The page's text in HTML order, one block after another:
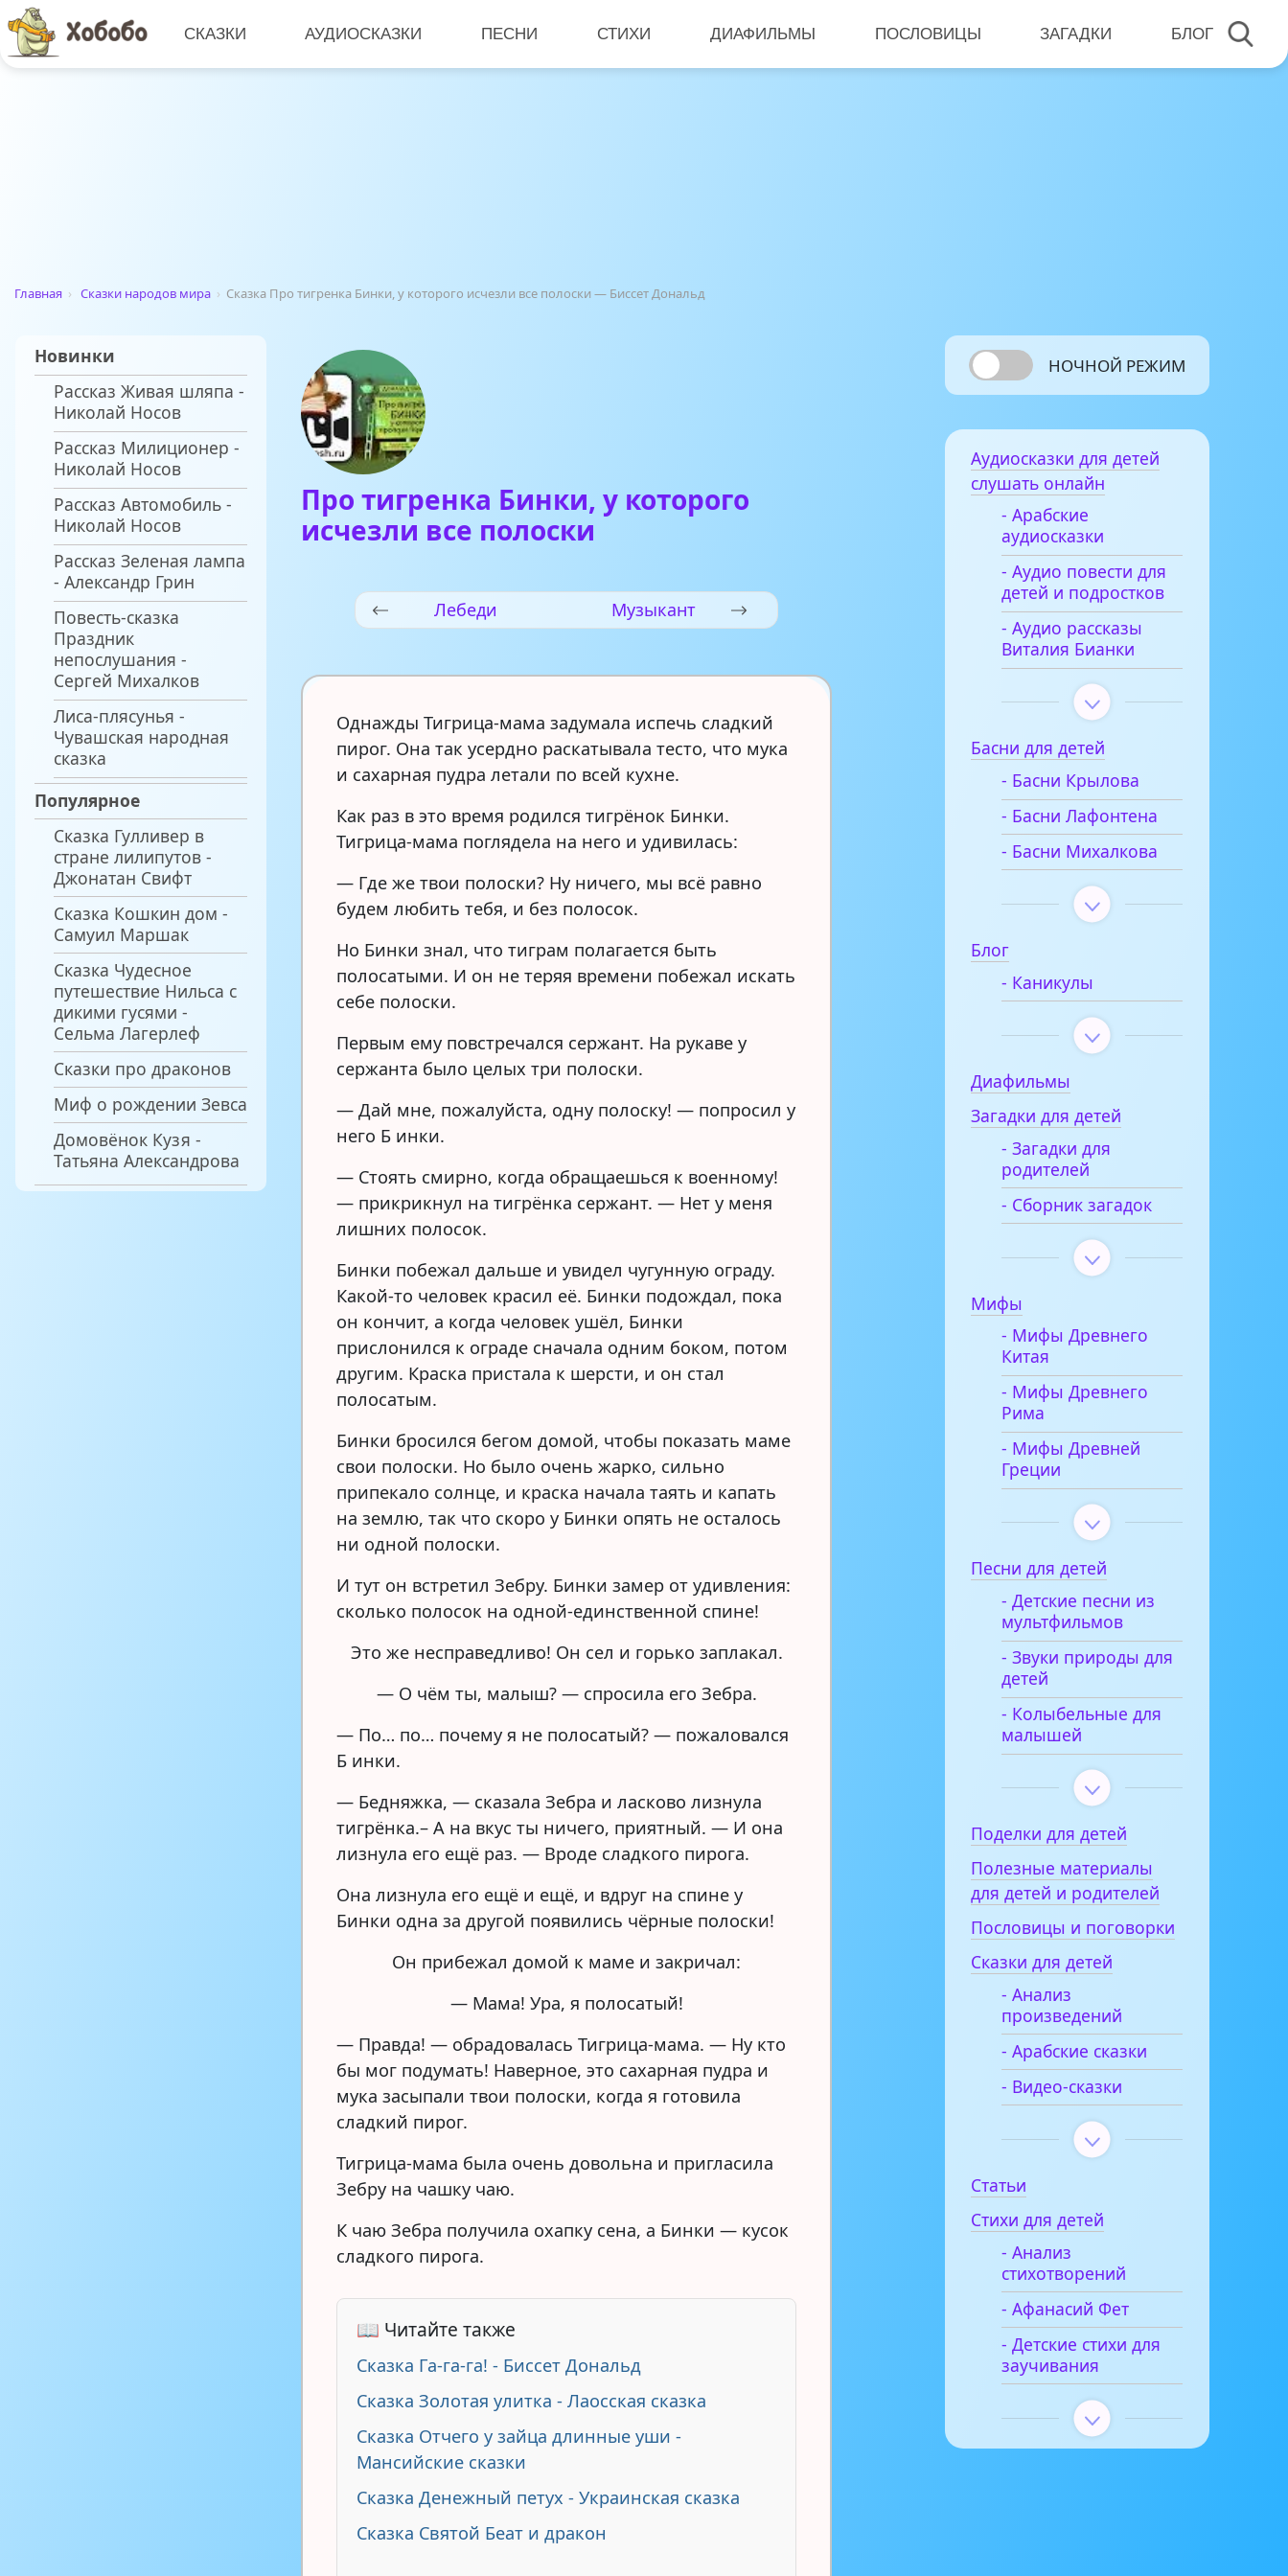
СКАЗКИ АУДИОСКАЗКИ ПЕСНИ СТИХИ ДИАФИЛЬМЫ ПОСЛОВИЦЫ ЗАГАДКИ БЛОГ
Главная › Сказки народов мира › Сказка Про тигренка Бинки, у которого исчезли все полоски — Биссет Дональд
Новинки
Рассказ Живая шляпа -
Николай Носов
Рассказ Милиционер -
Николай Носов
Рассказ Автомобиль -
Николай Носов
Рассказ Зеленая лампа
- Александр Грин
Повесть-сказка
Праздник
непослушания -
Сергей Михалков
Лиса-плясунья -
Чувашская народная
сказка
Популярное
Сказка Гулливер в
стране лилипутов -
Джонатан Свифт
Сказка Кошкин дом -
Самуил Маршак
Сказка Чудесное
путешествие Нильса с
дикими гусями -
Сельма Лагерлеф
Сказки про драконов
Миф о рождении Зевса
Домовёнок Кузя -
Татьяна Александрова
Про тигренка Бинки, у которого
исчезли все полоски
Лебеди Музыкант
Однажды Тигрица-мама задумала испечь сладкий
пирог. Она так усердно раскатывала тесто, что мука
и сахарная пудра летали по всей кухне.
Как раз в это время родился тигрёнок Бинки.
Тигрица-мама поглядела на него и удивилась:
— Где же твои полоски? Ну ничего, мы всё равно
будем любить тебя, и без полосок.
Но Бинки знал, что тиграм полагается быть
полосатыми. И он не теряя времени побежал искать
себе полоски.
Первым ему повстречался сержант. На рукаве у
сержанта было целых три полоски.
— Дай мне, пожалуйста, одну полоску! — попросил у
него Б инки.
— Стоять смирно, когда обращаешься к военному!
— прикрикнул на тигрёнка сержант. — Нет у меня
лишних полосок.
Бинки побежал дальше и увидел чугунную ограду.
Какой-то человек красил её. Бинки подождал, пока
он кончит, а когда человек ушёл, Бинки
прислонился к ограде сначала одним боком, потом
другим. Краска пристала к шерсти, и он стал
полосатым.
Бинки бросился бегом домой, чтобы показать маме
свои полоски. Но было очень жарко, сильно
припекало солнце, и краска начала таять и капать
на землю, так что скоро у Бинки опять не осталось
ни одной полоски.
И тут он встретил Зебру. Бинки замер от удивления:
сколько полосок на одной-единственной спине!
Это же несправедливо! Он сел и горько заплакал.
— О чём ты, малыш? — спросила его Зебра.
— По… по… почему я не полосатый? — пожаловался
Б инки.
— Бедняжка, — сказала Зебра и ласково лизнула
тигрёнка.– А на вкус ты ничего, приятный. — И она
лизнула его ещё раз. — Вроде сладкого пирога.
Она лизнула его ещё и ещё, и вдруг на спине у
Бинки одна за другой появились чёрные полоски!
Он прибежал домой к маме и закричал:
— Мама! Ура, я полосатый!
— Правда! — обрадовалась Тигрица-мама. — Ну кто
бы мог подумать! Наверное, это сахарная пудра и
мука засыпали твои полоски, когда я готовила
сладкий пирог.
Тигрица-мама была очень довольна и пригласила
Зебру на чашку чаю.
К чаю Зебра получила охапку сена, а Бинки — кусок
сладкого пирога.
📖 Читайте также
Сказка Га-га-га! - Биссет Дональд
Сказка Золотая улитка - Лаосская сказка
Сказка Отчего у зайца длинные уши -
Мансийские сказки
Сказка Денежный петух - Украинская сказка
Сказка Святой Беат и дракон
НОЧНОЙ РЕЖИМ
Аудиосказки для детей
слушать онлайн
- Арабские
аудиосказки
- Аудио повести для
детей и подростков
- Аудио рассказы
Виталия Бианки
Басни для детей
- Басни Крылова
- Басни Лафонтена
- Басни Михалкова
Блог
- Каникулы
Диафильмы
Загадки для детей
- Загадки для
родителей
- Сборник загадок
Мифы
- Мифы Древнего
Китая
- Мифы Древнего
Рима
- Мифы Древней
Греции
Песни для детей
- Детские песни из
мультфильмов
- Звуки природы для
детей
- Колыбельные для
малышей
Поделки для детей
Полезные материалы
для детей и родителей
Пословицы и поговорки
Сказки для детей
- Анализ
произведений
- Арабские сказки
- Видео-сказки
Статьи
Стихи для детей
- Анализ
стихотворений
- Афанасий Фет
- Детские стихи для
заучивания